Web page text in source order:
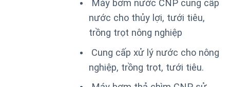
Máy bơm nước CNP cung cấp
nước cho thủy lợi, tưới tiêu,
trồng trọt nông nghiệp
Cung cấp xử lý nước cho nông
nghiệp, trồng trọt, tưới tiêu.